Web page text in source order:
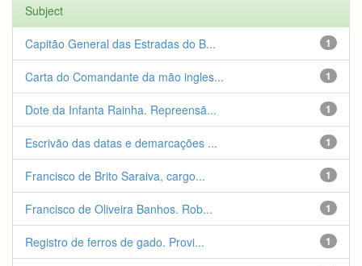
Subject
1
Capitão General das Estradas do B...
1
Carta do Comandante da mão ingles...
1
Dote da Infanta Rainha. Repreensã...
1
Escrivão das datas e demarcações ...
1
Francisco de Brito Saraiva, cargo...
1
Francisco de Oliveira Banhos. Rob...
1
Registro de ferros de gado. Provi...